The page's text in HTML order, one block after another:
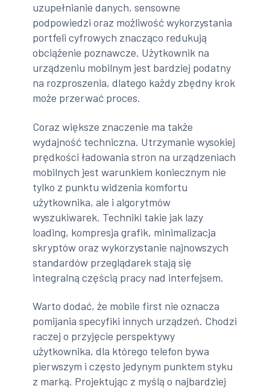
uzupełnianie danych, sensowne
podpowiedzi oraz możliwość wykorzystania
portfeli cyfrowych znacząco redukują
obciążenie poznawcze. Użytkownik na
urządzeniu mobilnym jest bardziej podatny
na rozproszenia, dlatego każdy zbędny krok
może przerwać proces.
Coraz większe znaczenie ma także
wydajność techniczna. Utrzymanie wysokiej
prędkości ładowania stron na urządzeniach
mobilnych jest warunkiem koniecznym nie
tylko z punktu widzenia komfortu
użytkownika, ale i algorytmów
wyszukiwarek. Techniki takie jak lazy
loading, kompresja grafik, minimalizacja
skryptów oraz wykorzystanie najnowszych
standardów przeglądarek stają się
integralną częścią pracy nad interfejsem.
Warto dodać, że mobile first nie oznacza
pomijania specyfiki innych urządzeń. Chodzi
raczej o przyjęcie perspektywy
użytkownika, dla którego telefon bywa
pierwszym i często jedynym punktem styku
z marką. Projektując z myślą o najbardziej